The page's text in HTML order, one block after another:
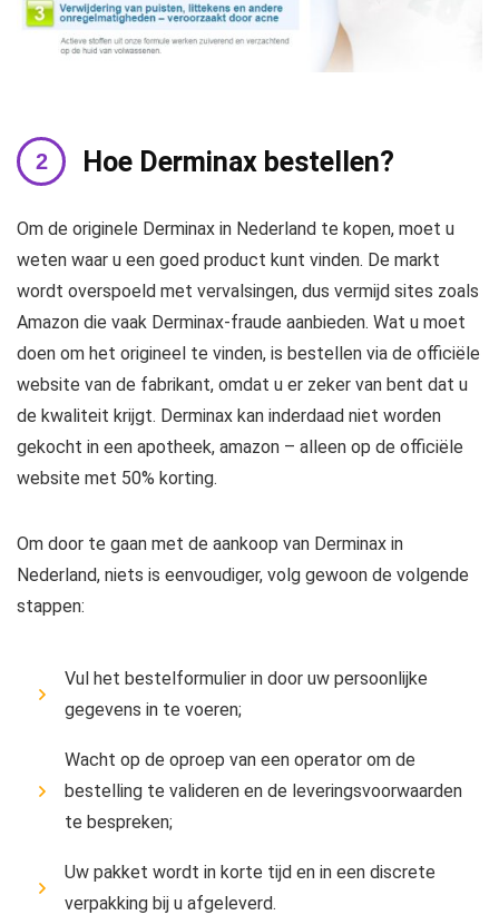
Hoe Derminax bestellen?
Om de originele Derminax in Nederland te kopen, moet u
weten waar u een goed product kunt vinden. De markt
wordt overspoeld met vervalsingen, dus vermijd sites zoals
Amazon die vaak Derminax-fraude aanbieden. Wat u moet
doen om het origineel te vinden, is bestellen via de officiële
website van de fabrikant, omdat u er zeker van bent dat u
de kwaliteit krijgt. Derminax kan inderdaad niet worden
gekocht in een apotheek, amazon – alleen op de officiële
website met 50% korting.
Om door te gaan met de aankoop van Derminax in
Nederland, niets is eenvoudiger, volg gewoon de volgende
stappen:
Vul het bestelformulier in door uw persoonlijke
gegevens in te voeren;
Wacht op de oproep van een operator om de
bestelling te valideren en de leveringsvoorwaarden
te bespreken;
Uw pakket wordt in korte tijd en in een discrete
verpakking bij u afgeleverd.